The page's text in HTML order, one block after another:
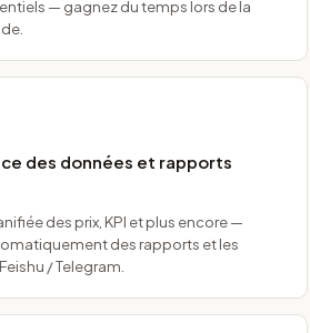
— gagnez du temps lors de la
des données et rapports
des prix, KPI et plus encore —
des rapports et les
/ Telegram.